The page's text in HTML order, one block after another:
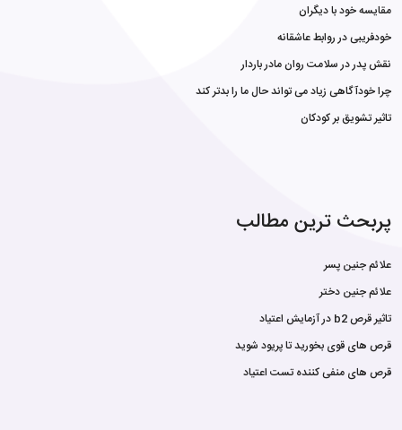
مقایسه خود با دیگران
خودفریبی در روابط عاشقانه
نقش پدر در سلامت روان مادر باردار
چرا خودآگاهی زیاد می تواند حال ما را بدتر کند
تاثیر تشویق بر کودکان
پربحث ترین مطالب
علائم جنین پسر
علائم جنین دختر
تاثیر قرص b2 در آزمایش اعتیاد
قرص های قوی بخورید تا پریود شوید
قرص های منفی کننده تست اعتیاد